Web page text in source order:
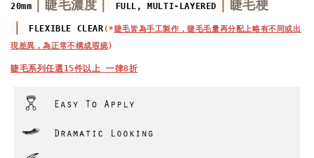
20mm ｜睫毛濃度｜ FULL, MULTI-LAYERED
｜睫毛梗
FLEXIBLE CLEAR (* 睫毛皆為手工製作，睫毛毛量再分配上略有不同或出
現差異，為正常不構成瑕疵)
睫毛系列任選15件以上 一律8折